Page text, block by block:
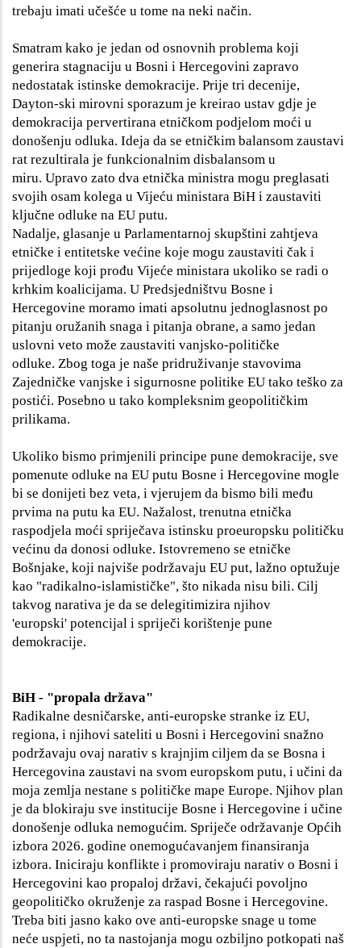
trebaju imati učešće u tome na neki način.
Smatram kako je jedan od osnovnih problema koji
generira stagnaciju u Bosni i Hercegovini zapravo
nedostatak istinske demokracije. Prije tri decenije,
Dayton-ski mirovni sporazum je kreirao ustav gdje je
demokracija pervertirana etničkom podjelom moći u
donošenju odluka. Ideja da se etničkim balansom zaustavi
rat rezultirala je funkcionalnim disbalansom u
miru. Upravo zato dva etnička ministra mogu preglasati
svojih osam kolega u Vijeću ministara BiH i zaustaviti
ključne odluke na EU putu.
Nadalje, glasanje u Parlamentarnoj skupštini zahtjeva
etničke i entitetske većine koje mogu zaustaviti čak i
prijedloge koji prođu Vijeće ministara ukoliko se radi o
krhkim koalicijama. U Predsjedništvu Bosne i
Hercegovine moramo imati apsolutnu jednoglasnost po
pitanju oružanih snaga i pitanja obrane, a samo jedan
uslovni veto može zaustaviti vanjsko-političke
odluke. Zbog toga je naše pridruživanje stavovima
Zajedničke vanjske i sigurnosne politike EU tako teško za
postići. Posebno u tako kompleksnim geopolitičkim
prilikama.
Ukoliko bismo primjenili principe pune demokracije, sve
pomenute odluke na EU putu Bosne i Hercegovine mogle
bi se donijeti bez veta, i vjerujem da bismo bili među
prvima na putu ka EU. Nažalost, trenutna etnička
raspodjela moći spriječava istinsku proeuropsku političku
većinu da donosi odluke. Istovremeno se etničke
Bošnjake, koji najviše podržavaju EU put, lažno optužuje
kao "radikalno-islamističke", što nikada nisu bili. Cilj
takvog narativa je da se delegitimizira njihov
'europski' potencijal i spriječi korištenje pune
demokracije.
BiH - "propala država"
Radikalne desničarske, anti-europske stranke iz EU,
regiona, i njihovi sateliti u Bosni i Hercegovini snažno
podržavaju ovaj narativ s krajnjim ciljem da se Bosna i
Hercegovina zaustavi na svom europskom putu, i učini da
moja zemlja nestane s političke mape Europe. Njihov plan
je da blokiraju sve institucije Bosne i Hercegovine i učine
donošenje odluka nemogućim. Spriječe održavanje Općih
izbora 2026. godine onemogućavanjem finansiranja
izbora. Iniciraju konflikte i promoviraju narativ o Bosni i
Hercegovini kao propaloj državi, čekajući povoljno
geopolitičko okruženje za raspad Bosne i Hercegovine.
Treba biti jasno kako ove anti-europske snage u tome
neće uspjeti, no ta nastojanja mogu ozbiljno potkopati naš